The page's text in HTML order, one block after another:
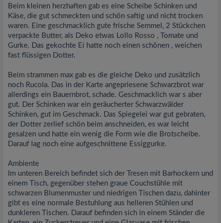
Beim kleinen herzhaften gab es eine Scheibe Schinken und
Käse, die gut schmeckten und schön saftig und nicht trocken
waren. Eine geschmacklich gute frische Semmel, 2 Stückchen
verpackte Butter, als Deko etwas Lollo Rosso , Tomate und
Gurke. Das gekochte Ei hatte noch einen schönen , weichen
fast flüssigen Dotter.
Beim strammen max gab es die gleiche Deko und zusätzlich
noch Rucola. Das in der Karte angepriesene Schwarzbrot war
allerdings ein Bauernbrot, schade. Geschmacklich war s aber
gut. Der Schinken war ein geräucherter Schwarzwälder
Schinken, gut im Geschmack. Das Spiegelei war gut gebraten,
der Dotter zerlief schön beim anschneiden, es war leicht
gesalzen und hatte ein wenig die Form wie die Brotscheibe.
Darauf lag noch eine aufgeschnittene Essiggurke.
Ambiente
Im unteren Bereich befindet sich der Tresen mit Barhockern und
einem Tisch, gegenüber stehen graue Couchstühle mit
schwarzen Blumenmuster und niedrigen Tischen dazu, dahinter
gibt es eine normale Bestuhlung aus helleren Stühlen und
dunkleren Tischen. Darauf befinden sich in einem Ständer die